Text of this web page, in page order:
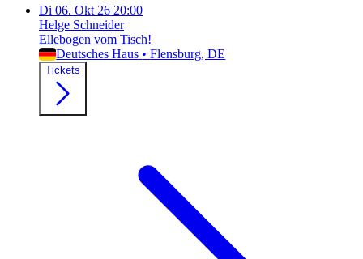
Di 06. Okt 26 20:00
Helge Schneider
Ellebogen vom Tisch!
Deutsches Haus • Flensburg, DE
Tickets